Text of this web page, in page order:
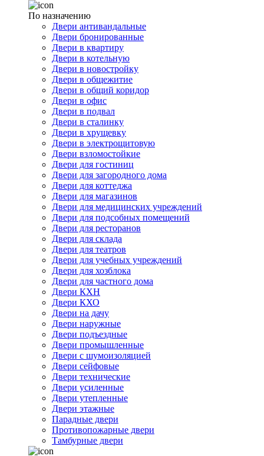
По назначению
Двери антивандальные
Двери бронированные
Двери в квартиру
Двери в котельную
Двери в новостройку
Двери в общежитие
Двери в общий коридор
Двери в офис
Двери в подвал
Двери в сталинку
Двери в хрущевку
Двери в электрощитовую
Двери взломостойкие
Двери для гостиниц
Двери для загородного дома
Двери для коттеджа
Двери для магазинов
Двери для медицинских учреждений
Двери для подсобных помещений
Двери для ресторанов
Двери для склада
Двери для театров
Двери для учебных учреждений
Двери для хозблока
Двери для частного дома
Двери КХН
Двери КХО
Двери на дачу
Двери наружные
Двери подъездные
Двери промышленные
Двери с шумоизоляцией
Двери сейфовые
Двери технические
Двери усиленные
Двери утепленные
Двери этажные
Парадные двери
Противопожарные двери
Тамбурные двери